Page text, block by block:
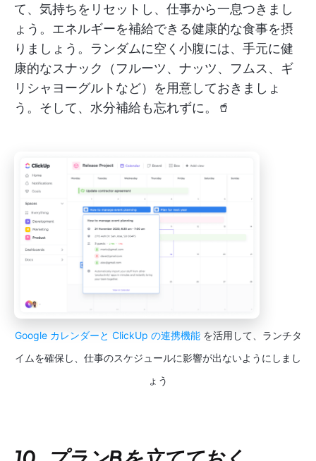
て、気持ちをリセットし、仕事から一息つきまし
ょう。エネルギーを補給できる健康的な食事を摂
りましょう。ランダムに空く小腹には、手元に健
康的なスナック（フルーツ、ナッツ、フムス、ギ
リシャヨーグルトなど）を用意しておきましょ
う。そして、水分補給も忘れずに。🥤
Google カレンダーと ClickUp の連携機能 を活用して、ランチタ
イムを確保し、仕事のスケジュールに影響が出ないようにしまし
ょう